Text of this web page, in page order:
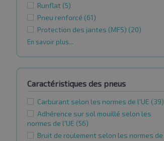
Runflat (5)
Pneu renforcé (61)
Protection des jantes (MFS) (20)
En savoir plus...
Caractéristiques des pneus
Carburant selon les normes de l'UE (39)
Adhérence sur sol mouillé selon les
normes de l'UE (56)
Bruit de roulement selon les normes de